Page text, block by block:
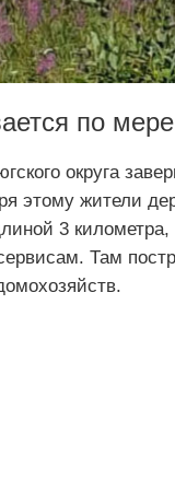
по
округа
этому жители
3
Там